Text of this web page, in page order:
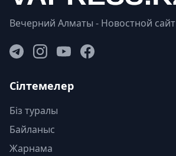
Вечерний Алматы - Новостной сайт
Сілтемелер
Біз туралы
Байланыс
Жарнама